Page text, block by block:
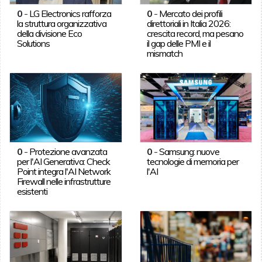
0- LG Electronics rafforza
la struttura organizzativa
della divisione Eco
Solutions
0 - Mercato dei profili
direttoriali in Italia 2026:
crescita record, ma pesano
il gap delle PMI e il
mismatch
0- Protezione avanzata
per l'AI Generativa: Check
Point integra l'AI Network
Firewall nelle infrastrutture
esistenti
0 -Samsung: nuove
tecnologie di memoria per
l'AI